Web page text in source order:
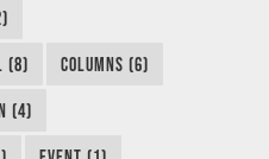
(8) COLUMNS (6)
(4)